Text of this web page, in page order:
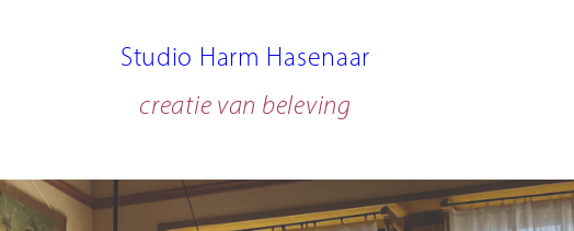
Studio Harm Hasenaar
creatie van beleving